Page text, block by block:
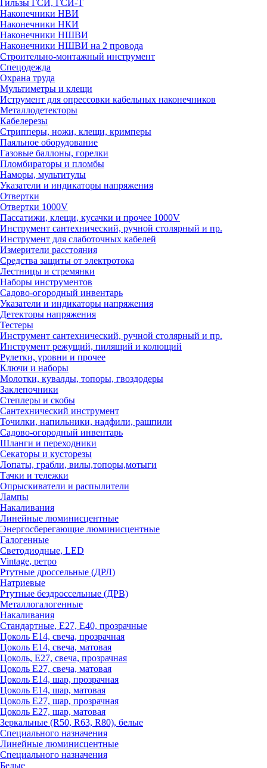
Гильзы ГСИ, ГСИ-Т
Наконечники НВИ
Наконечники НКИ
Наконечники НШВИ
Наконечники НШВИ на 2 провода
Строительно-монтажный инструмент
Спецодежда
Охрана труда
Мультиметры и клещи
Иструмент для опрессовки кабельных наконечников
Металлодетекторы
Кабелерезы
Стрипперы, ножи, клещи, кримперы
Паяльное оборудование
Газовые баллоны, горелки
Пломбираторы и пломбы
Наморы, мультитулы
Указатели и индикаторы напряжения
Отвертки
Отвертки 1000V
Пассатижи, клещи, кусачки и прочее 1000V
Инструмент сантехнический, ручной столярный и пр.
Инструмент для слаботочных кабелей
Измерители расстояния
Средства защиты от электротока
Лестницы и стремянки
Наборы инструментов
Садово-огородный инвентарь
Указатели и индикаторы напряжения
Детекторы напряжения
Тестеры
Инструмент сантехнический, ручной столярный и пр.
Инструмент режущий, пилящий и колющий
Рулетки, уровни и прочее
Ключи и наборы
Молотки, кувалды, топоры, гвоздодеры
Заклепочники
Степлеры и скобы
Сантехнический инструмент
Точилки, напильники, надфили, рашпили
Садово-огородный инвентарь
Шланги и переходники
Секаторы и кусторезы
Лопаты, грабли, вилы,топоры,мотыги
Тачки и тележки
Опрыскиватели и распылители
Лампы
Накаливания
Линейные люминисцентные
Энергосберегающие люминисцентные
Галогенные
Светодиодные, LED
Vintage, ретро
Ртутные дроссельные (ДРЛ)
Натриевые
Ртутные бездроссельные (ДРВ)
Металлогалогенные
Накаливания
Стандартные, Е27, Е40, прозрачные
Цоколь Е14, свеча, прозрачная
Цоколь Е14, свеча, матовая
Цоколь, Е27, свеча, прозрачная
Цоколь Е27, свеча, матовая
Цоколь Е14, шар, прозрачная
Цоколь Е14, шар, матовая
Цоколь Е27, шар, прозрачная
Цоколь Е27, шар, матовая
Зеркальные (R50, R63, R80), белые
Специального назначения
Линейные люминисцентные
Специального назначения
Белые